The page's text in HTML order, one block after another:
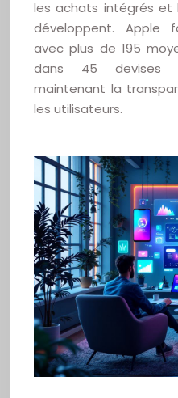
les achats intégrés et
développent. Apple
avec plus de 195
dans 45 devises
maintenant la
les utilisateurs.